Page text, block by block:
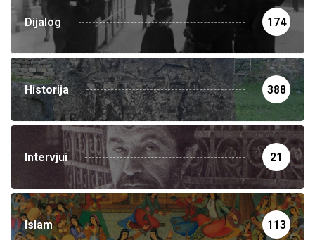
Dijalog 174
Historija 388
Intervjui 21
Islam 113